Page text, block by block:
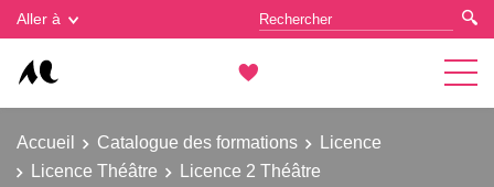
Aller à
Accueil Catalogue des formations
Licence
Licence Théâtre
Licence 2 Théâtre
Gestion des cookies